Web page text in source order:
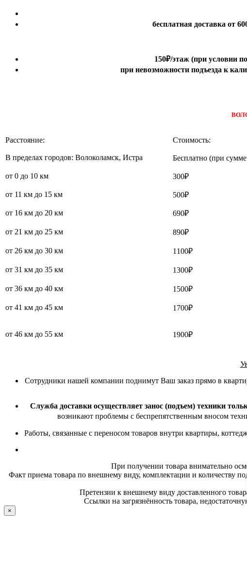
бесплатная доставка от
150₽/этаж(при условии
при невозможности подъезда к
Расстояние: Стоимость:
В пределах городов: Волоколамск, Истра Бесплатно (при сумме
от 0 до 10 км 300₽
от 11 км до 15 км 500₽
от 16 км до 20 км 690₽
от 21 км до 25 км 890₽
от 26 км до 30 км 1100₽
от 31 км до 35 км 1300₽
от 36 км до 40 км 1500₽
от 41 км до 45 км 1700₽
от 46 км до 55 км 1900₽
Сотрудники нашей компании поднимут Ваш заказ прямо в
Служба доставки осуществляет занос (подъем) техники
возникают проблемы с беспрепятственным вносом
Работы, связанные с переносом товаров внутри квартиры,
При получении товара внимательно
Факт приема товара по внешнему виду, комплектации и количеству
Претензии к внешнему виду доставленного
Ссылки на загрязнённость товара,
×